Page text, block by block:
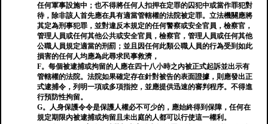
任何軍事設施中；也不得將任何人扣押在定罪的囚犯中或當作罪犯對
待，除非該人首先應在具有適當管轄權的法院被定罪。立法機關應將
其定為刑事犯罪，並對違反本規定的任何警察或安全官員，檢察官，
管理人員或任何其他公共或安全官員，檢察官，管理人員或任何其他
公職人員規定適當的刑罰；並且因任何此類公職人員的行為受到如此
損害的任何人均應為此尋求民事救濟，
F。每個被逮捕或拘留的人應在四十八小時之內被正式起訴並出示有
管轄權的法院。法院如果確定存在針對被告的表面證據，則應發出正
式逮捕令，列明一項或多項指控，並應提供迅速的審判程序。不得進
行預防性拘留。
G。人身保護令令是保護人權必不可少的，應始終得到保障，任何在
規定期限內被逮捕或拘留且未出庭的人都可以行使這一權利。